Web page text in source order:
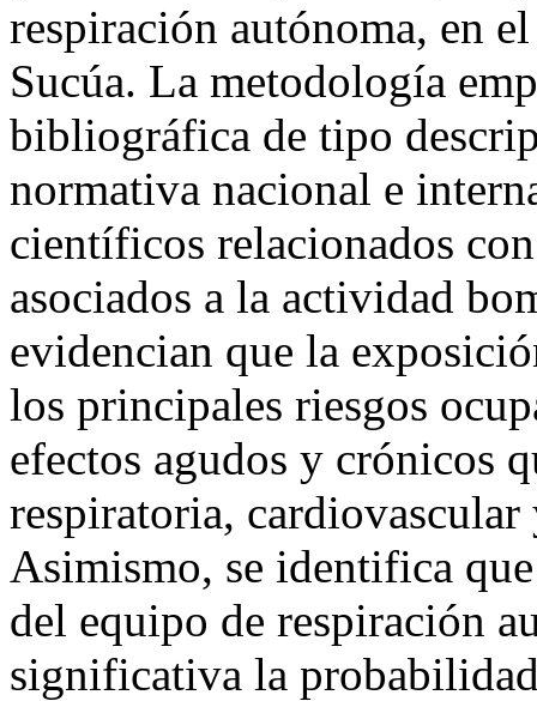
respiración autónoma, en
Sucúa. La metodología
bibliográfica de tipo
normativa nacional e
científicos relacionados
asociados a la actividad
evidencian que la
los principales riesgos
efectos agudos y crónicos
respiratoria,
Asimismo, se identifica
del equipo de respiración
significativa la